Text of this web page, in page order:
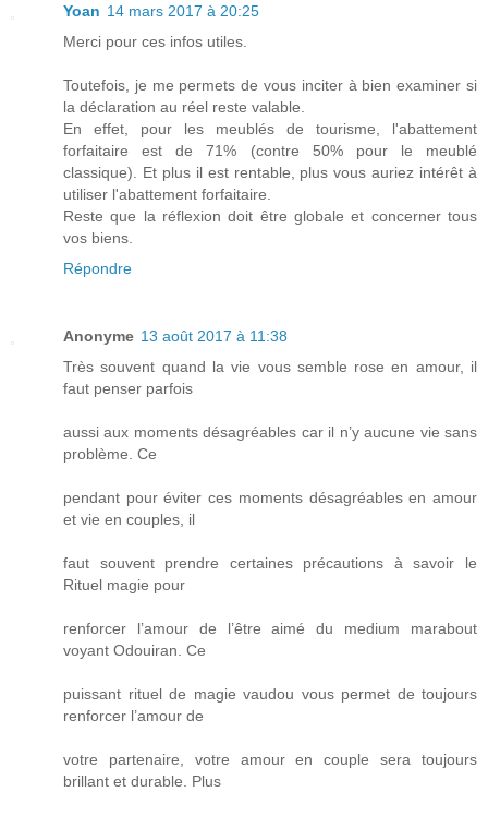
Yoan 14 mars 2017 à 20:25
Merci pour ces infos utiles.
Toutefois, je me permets de vous inciter à bien examiner si
la déclaration au réel reste valable.
En effet, pour les meublés de tourisme, l'abattement
forfaitaire est de 71% (contre 50% pour le meublé
classique). Et plus il est rentable, plus vous auriez intérêt à
utiliser l'abattement forfaitaire.
Reste que la réflexion doit être globale et concerner tous
vos biens.
Répondre
Anonyme 13 août 2017 à 11:38
Très souvent quand la vie vous semble rose en amour, il
faut penser parfois
aussi aux moments désagréables car il n’y aucune vie sans
problème. Ce
pendant pour éviter ces moments désagréables en amour
et vie en couples, il
faut souvent prendre certaines précautions à savoir le
Rituel magie pour
renforcer l’amour de l’être aimé du medium marabout
voyant Odouiran. Ce
puissant rituel de magie vaudou vous permet de toujours
renforcer l’amour de
votre partenaire, votre amour en couple sera toujours
brillant et durable. Plus